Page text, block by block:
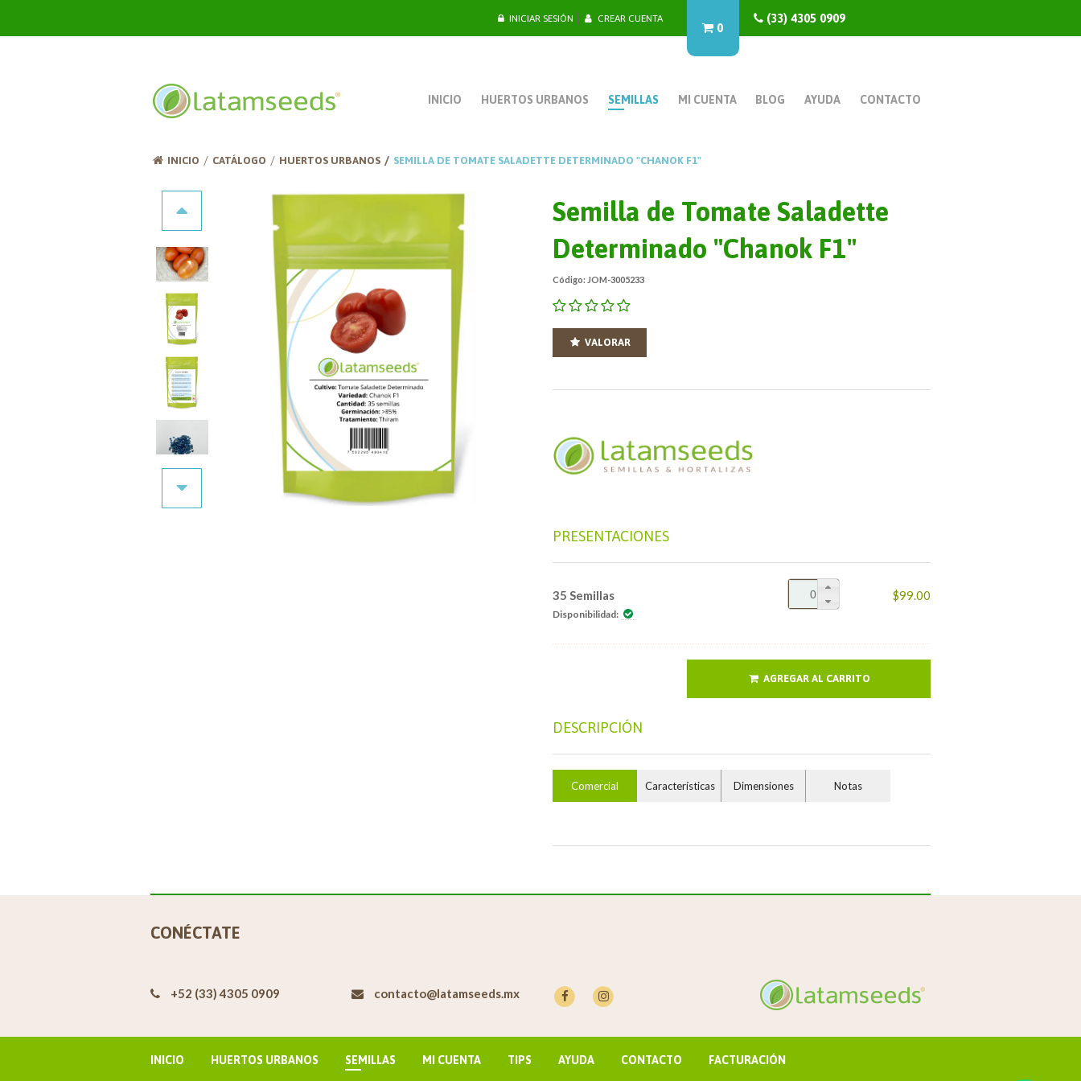
INICIAR SESIÓN | CREAR CUENTA
0
(33) 4305 0909
INICIO HUERTOS URBANOS SEMILLAS MI CUENTA BLOG AYUDA CONTACTO
INICIO CATÁLOGO HUERTOS URBANOS SEMILLA DE TOMATE SALADETTE DETERMINADO "CHANOK F1"
Semilla de Tomate Saladette
Determinado "Chanok F1"
Código: JOM-3005233
VALORAR
PRESENTACIONES
35 Semillas
Disponibilidad:
$99.00
AGREGAR AL CARRITO
DESCRIPCIÓN
Comercial Características Dimensiones Notas
CONÉCTATE
+52 (33) 4305 0909 contacto@latamseeds.mx
INICIO HUERTOS URBANOS SEMILLAS MI CUENTA TIPS AYUDA CONTACTO FACTURACIÓN